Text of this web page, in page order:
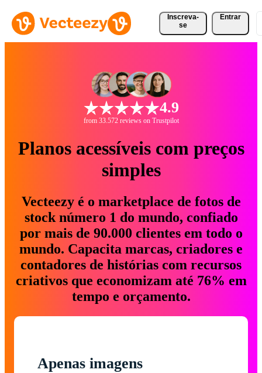
Inscreva-
se
Entrar
4.9
from 33.572 reviews on Trustpilot
Planos acessíveis com preços
simples
Vecteezy é o marketplace de fotos de
stock número 1 do mundo, confiado
por mais de 90.000 clientes em todo o
mundo. Capacita marcas, criadores e
contadores de histórias com recursos
criativos que economizam até 76% em
tempo e orçamento.
Apenas imagens